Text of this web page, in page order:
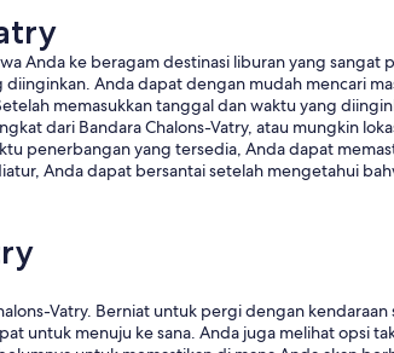
Anda ke beragam destinasi liburan yang
Anda dapat dengan mudah mencari
memasukkan tanggal dan waktu yang
dari Bandara Chalons-Vatry, atau mungkin
penerbangan yang tersedia, Anda dapat
Anda dapat bersantai setelah mengetahui
Vatry. Berniat untuk pergi dengan
untuk menuju ke sana. Anda juga melihat opsi